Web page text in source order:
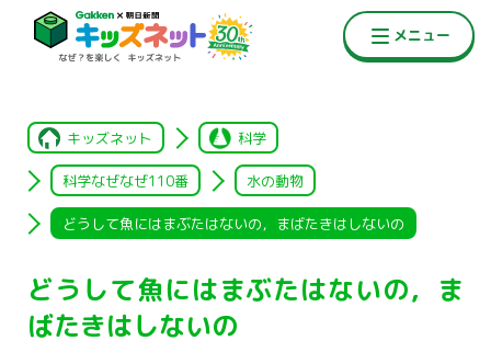
キッズネット 科学
科学なぜなぜ110番 水の動物
どうして魚にはまぶたはないの，まばたきはしないの
どうして魚にはまぶたはないの，ま
ばたきはしないの